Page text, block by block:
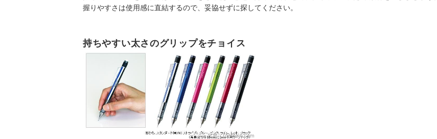
握りやすさは使用感に直結するので、妥協せずに探してください。
持ちやすい太さのグリップをチョイス
出典：tombow.com